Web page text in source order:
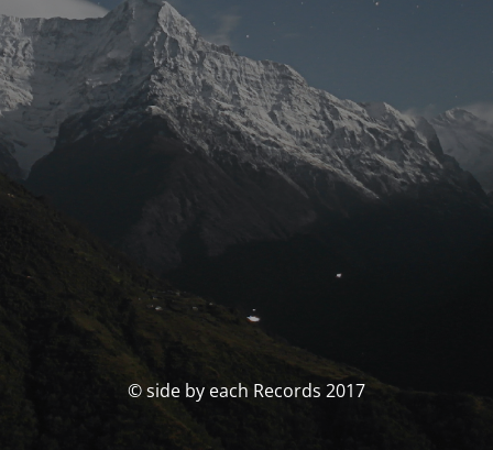
© side by each Records 2017